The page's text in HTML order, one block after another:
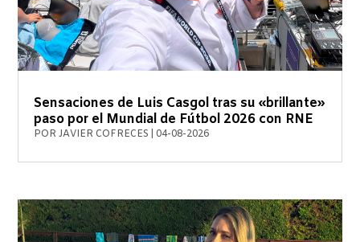
Sensaciones de Luis Casgol tras su «brillante»
paso por el Mundial de Fútbol 2026 con RNE
PORJAVIER COFRECES 04-08-2026